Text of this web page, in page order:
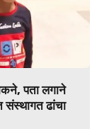
पता लगाने
ढांचा